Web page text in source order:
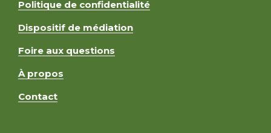
Politique de confidentialité
Dispositif de médiation
Foire aux questions
À propos
Contact